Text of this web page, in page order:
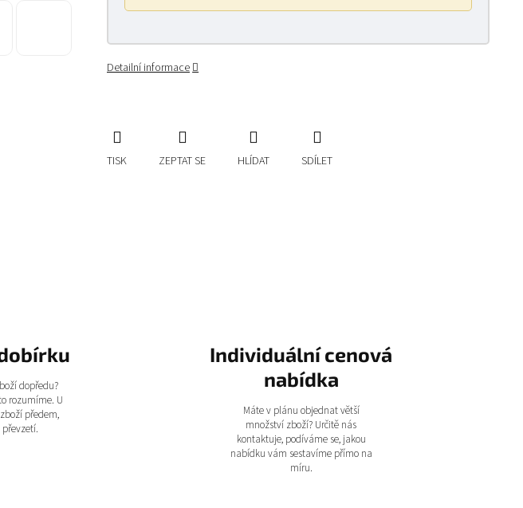
Detailní informace
TISK ZEPTAT SE HLÍDAT SDÍLET
dopředu?
rozumíme. U
předem,
Individuální cenová
nabídka
Máte v plánu objednat větší
množství zboží? Určitě nás
kontaktuje, podíváme se, jakou
nabídku vám sestavíme přímo na
míru.